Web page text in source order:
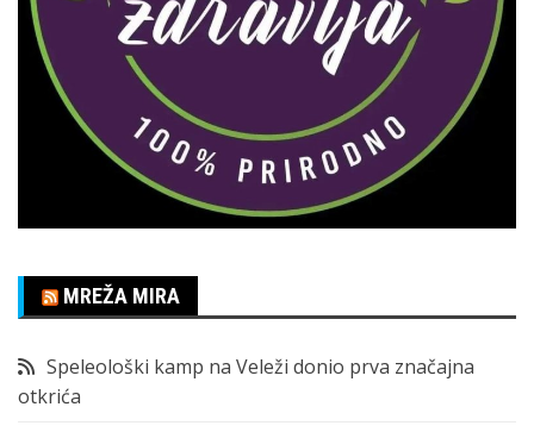
MREŽA MIRA
Speleološki kamp na Veleži donio prva značajna
otkrića